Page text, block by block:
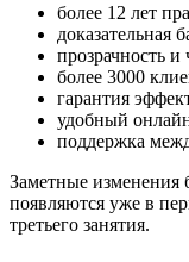
более 12 лет
доказательная
прозрачность и
более 3000
гарантия
удобный
поддержка
Заметные изменения
появляются уже в
третьего занятия.